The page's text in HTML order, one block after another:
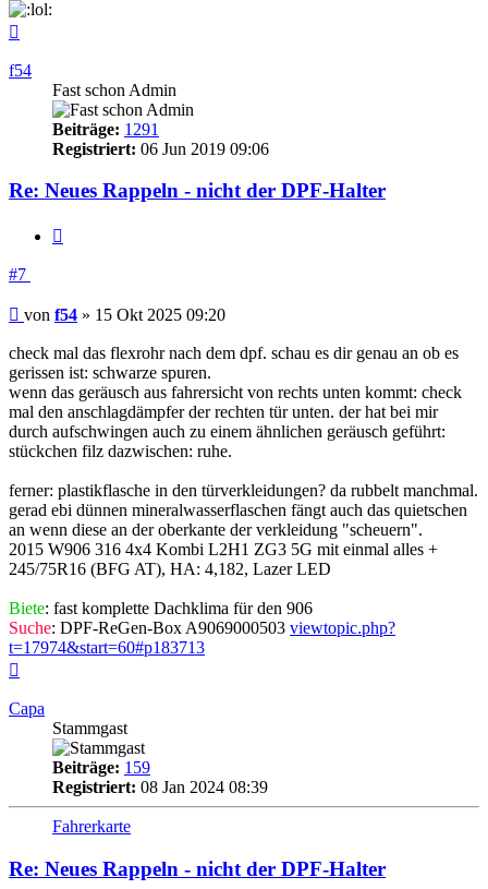
f54
Fast schon Admin
Beiträge: 1291
Registriert: 06 Jun 2019 09:06
Re: Neues Rappeln - nicht der DPF-Halter
#7
Beitrag
von f54 » 15 Okt 2025 09:20
check mal das flexrohr nach dem dpf. schau es dir genau an ob es
gerissen ist: schwarze spuren.
wenn das geräusch aus fahrersicht von rechts unten kommt: check
mal den anschlagdämpfer der rechten tür unten. der hat bei mir
durch aufschwingen auch zu einem ähnlichen geräusch geführt:
stückchen filz dazwischen: ruhe.
ferner: plastikflasche in den türverkleidungen? da rubbelt manchmal.
gerad ebi dünnen mineralwasserflaschen fängt auch das quietschen
an wenn diese an der oberkante der verkleidung "scheuern".
2015 W906 316 4x4 Kombi L2H1 ZG3 5G mit einmal alles +
245/75R16 (BFG AT), HA: 4,182, Lazer LED
Biete: fast komplette Dachklima für den 906
Suche: DPF-ReGen-Box A9069000503 viewtopic.php?
t=17974&start=60#p183713
Capa
Stammgast
Beiträge: 159
Registriert: 08 Jan 2024 08:39
Fahrerkarte
Re: Neues Rappeln - nicht der DPF-Halter